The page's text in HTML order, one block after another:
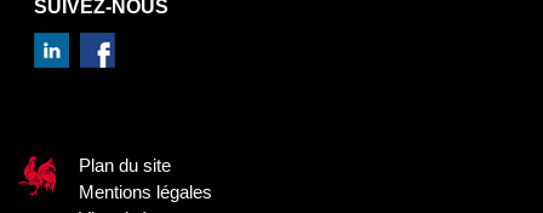
SUIVEZ-NOUS
Plan du site
Mentions légales